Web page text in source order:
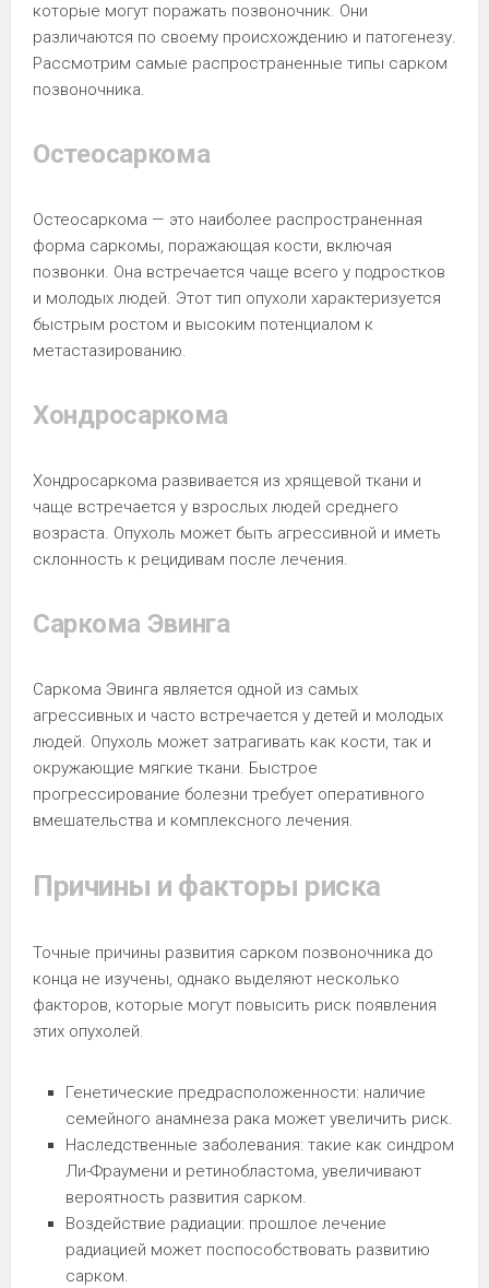
которые могут поражать позвоночник. Они
различаются по своему происхождению и патогенезу.
Рассмотрим самые распространенные типы сарком
позвоночника.
Остеосаркома
Остеосаркома — это наиболее распространенная
форма саркомы, поражающая кости, включая
позвонки. Она встречается чаще всего у подростков
и молодых людей. Этот тип опухоли характеризуется
быстрым ростом и высоким потенциалом к
метастазированию.
Хондросаркома
Хондросаркома развивается из хрящевой ткани и
чаще встречается у взрослых людей среднего
возраста. Опухоль может быть агрессивной и иметь
склонность к рецидивам после лечения.
Саркома Эвинга
Саркома Эвинга является одной из самых
агрессивных и часто встречается у детей и молодых
людей. Опухоль может затрагивать как кости, так и
окружающие мягкие ткани. Быстрое
прогрессирование болезни требует оперативного
вмешательства и комплексного лечения.
Причины и факторы риска
Точные причины развития сарком позвоночника до
конца не изучены, однако выделяют несколько
факторов, которые могут повысить риск появления
этих опухолей.
Генетические предрасположенности: наличие
семейного анамнеза рака может увеличить риск.
Наследственные заболевания: такие как синдром
Ли-Фраумени и ретинобластома, увеличивают
вероятность развития сарком.
Воздействие радиации: прошлое лечение
радиацией может поспособствовать развитию
сарком.